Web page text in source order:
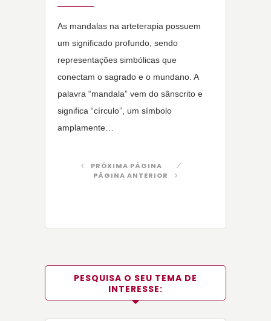
As mandalas na arteterapia possuem
um significado profundo, sendo
representações simbólicas que
conectam o sagrado e o mundano. A
palavra “mandala” vem do sânscrito e
significa “círculo”, um símbolo
amplamente…
PRÓXIMA PÁGINA
PÁGINA ANTERIOR
PESQUISA O SEU TEMA DE
INTERESSE: